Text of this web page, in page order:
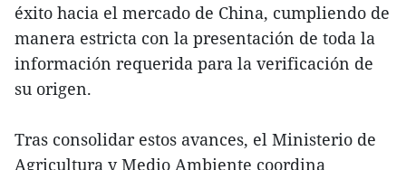
éxito hacia el mercado de China, cumpliendo de
manera estricta con la presentación de toda la
información requerida para la verificación de
su origen.
Tras consolidar estos avances, el Ministerio de
Agricultura y Medio Ambiente coordina